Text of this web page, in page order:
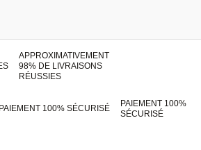
APPROXIMATIVEMENT
98% DE LIVRAISONS
RÉUSSIES
PAIEMENT 100%
SÉCURISÉ